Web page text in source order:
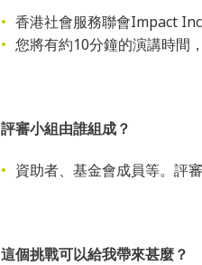
香港社會服務聯會Impact
您將有約10分鐘的演講時間
評審小組由誰組成？
資助者、基金會成員等。評
這個挑戰可以給我帶來甚麼？